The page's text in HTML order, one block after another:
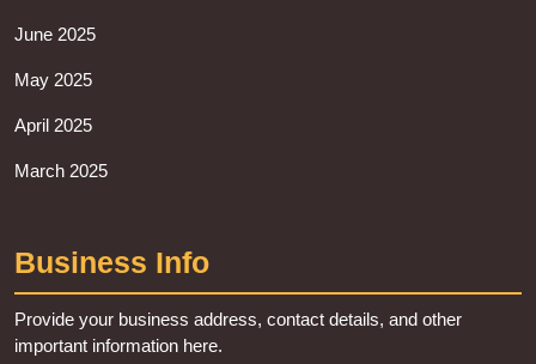
June 2025
May 2025
April 2025
March 2025
Business Info
Provide your business address, contact details, and other
important information here.